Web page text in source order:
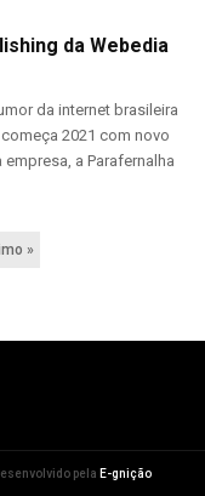
da Webedia
da internet brasileira
2021 com novo
a Parafernalha
»
pela E-gnição